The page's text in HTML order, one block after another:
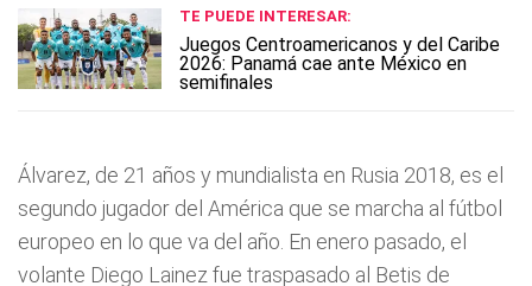
TE PUEDE INTERESAR:
Juegos Centroamericanos y del Caribe
2026: Panamá cae ante México en
semifinales
Álvarez, de 21 años y mundialista en Rusia 2018, es el
segundo jugador del América que se marcha al fútbol
europeo en lo que va del año. En enero pasado, el
volante Diego Lainez fue traspasado al Betis de